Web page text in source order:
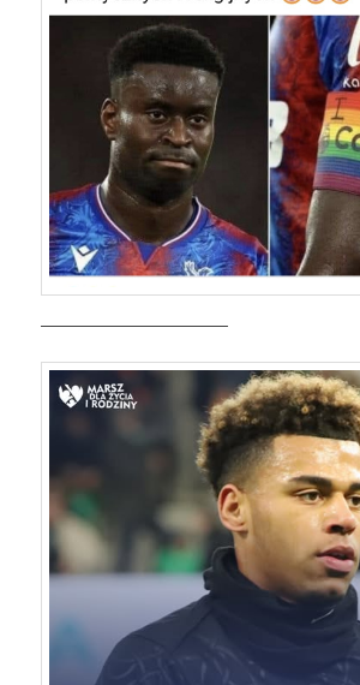
————————————